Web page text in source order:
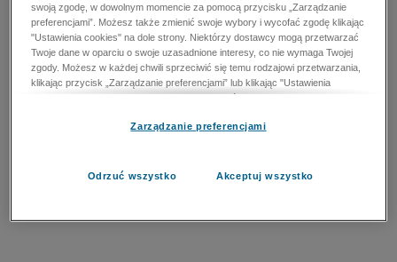
swoją zgodę, w dowolnym momencie za pomocą przycisku „Zarządzanie
preferencjami”. Możesz także zmienić swoje wybory i wycofać zgodę klikając
"Ustawienia cookies" na dole strony. Niektórzy dostawcy mogą przetwarzać
Twoje dane w oparciu o swoje uzasadnione interesy, co nie wymaga Twojej
zgody. Możesz w każdej chwili sprzeciwić się temu rodzajowi przetwarzania,
klikając przycisk „Zarządzanie preferencjami” lub klikając "Ustawienia
cookies" na dole strony. Nie możesz sprzeciwić się przetwarzaniu przez
zapobiegania oszustwom i naprawiania błędów, a w tym celu mogą zostać
przetwarzaniu danych osobowych w celu dostarczania i prezentacji reklam i
Zarządzanie preferencjami
Odrzuć wszystko Akceptuj wszystko